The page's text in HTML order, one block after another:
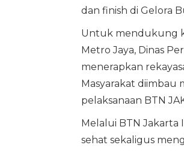
dan finish di Gelora
Untuk mendukung
Metro Jaya, Dinas
menerapkan
Masyarakat
pelaksanaan BTN
Melalui BTN
sehat sekaligus